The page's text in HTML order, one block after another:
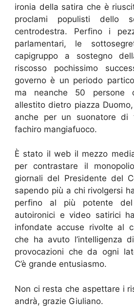
ironia della satira che è
proclami populisti dello
centrodestra. Perfino i
parlamentari, le
capigruppo a sostegno
riscosso pochissimo
governo è un periodo
ma neanche 50 persone
allestito dietro piazza
anche per un suonatore di
fachiro mangiafuoco.
È stato il web il mezzo
per contrastare il
giornali del Presidente del
sapendo più a chi rivolgersi
perfino al più potente del
autoironici e video satirici
infondate accuse rivolte al
che ha avuto l’intelligenza
provocazioni che da ogni
C’è grande entusiasmo.
Non ci resta che aspettare i
andrà, grazie Giuliano.